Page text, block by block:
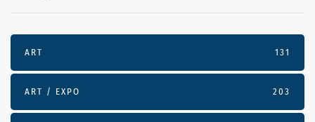
ART 131
ART / EXPO 203